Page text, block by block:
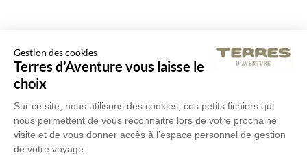
Gestion des cookies
Terres d’Aventure vous laisse le
choix
Sur ce site, nous utilisons des cookies, ces petits fichiers qui
nous permettent de vous reconnaitre lors de votre prochaine
visite et de vous donner accès à l’espace personnel de gestion
de votre voyage.